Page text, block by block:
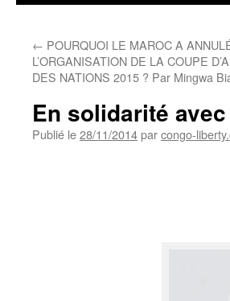
← POURQUOI LE MAROC A
L’ORGANISATION DE LA COUPE
DES NATIONS 2015 ? Par Mingwa
En solidarité
Publié le28/11/2014parcongo-